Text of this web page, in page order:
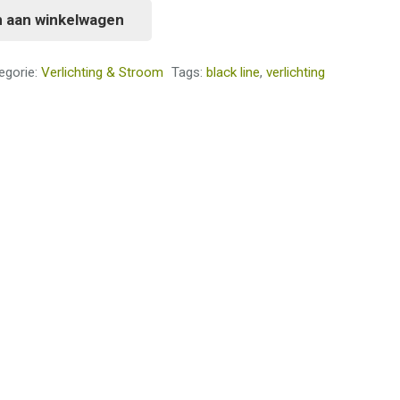
aan winkelwagen
Verlichting & Stroom Tags: black line, verlichting